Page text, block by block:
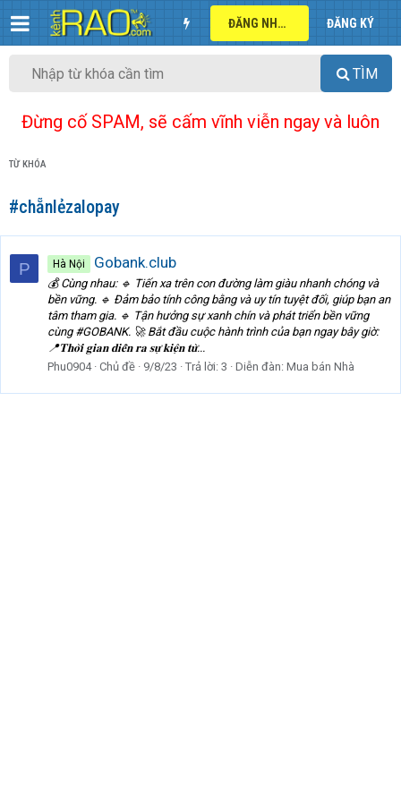
ĐĂNG NHẬP ĐĂNG KÝ
TÌM
Đừng cố SPAM, sẽ cấm vĩnh viễn ngay và luôn
TỪ KHÓA
#chẵnlẻzalopay
P Hà Nội Gobank.club
💰 Cùng nhau: 🔹 Tiến xa trên con đường làm giàu nhanh chóng và
bền vững. 🔹 Đảm bảo tính công bằng và uy tín tuyệt đối, giúp bạn an
tâm tham gia. 🔹 Tận hưởng sự xanh chín và phát triển bền vững
cùng #GOBANK. 🚀 Bắt đầu cuộc hành trình của bạn ngay bây giờ:
📍𝐓𝐡𝐨̛̀𝐢 𝐠𝐢𝐚𝐧 𝐝𝐢𝐞̂̃𝐧 𝐫𝐚 𝐬𝐮̛̣ 𝐤𝐢𝐞̣̂𝐧 𝐭𝐮̛̀...
Phu0904 Chủ đề 9/8/23 Trả lời: 3 Diễn đàn: Mua bán Nhà